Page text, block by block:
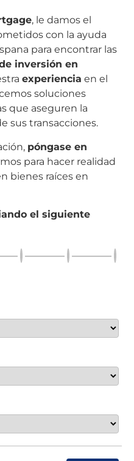
, le damos el
con la ayuda
para encontrar las
inversión en
experiencia en el
soluciones
que aseguren la
sus transacciones.
póngase en
para hacer realidad
bienes raíces en
el siguiente